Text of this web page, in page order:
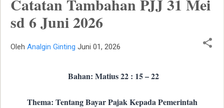
Catatan Tambahan PJJ 31 Mei
sd 6 Juni 2026
Oleh Analgin Ginting Juni 01, 2026
Bahan: Matius 22 : 15 – 22
Thema: Tentang Bayar Pajak Kepada Pemerintah